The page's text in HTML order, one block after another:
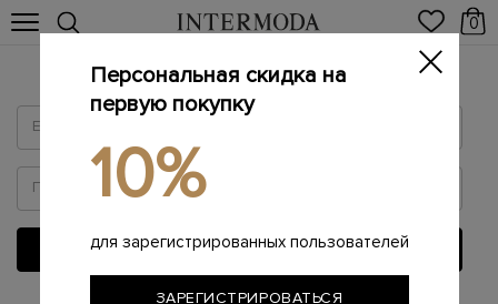
0
Войти
ВОЙТИ
Персональная скидка на
первую покупку
10%
для зарегистрированных пользователей
ЗАРЕГИСТРИРОВАТЬСЯ